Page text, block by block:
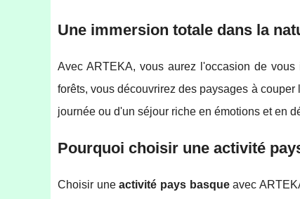
Une immersion totale dans la
Avec ARTEKA, vous aurez l'occasion de
forêts, vous découvrirez des paysages à
journée ou d'un séjour riche en émotions et en
Pourquoi choisir une activité
Choisir uneactivité pays basqueavec